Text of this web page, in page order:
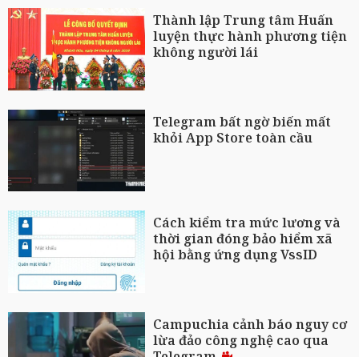
Thành lập Trung tâm Huấn
luyện thực hành phương tiện
không người lái
Telegram bất ngờ biến mất
khỏi App Store toàn cầu
Cách kiểm tra mức lương và
thời gian đóng bảo hiểm xã
hội bằng ứng dụng VssID
Campuchia cảnh báo nguy cơ
lừa đảo công nghệ cao qua